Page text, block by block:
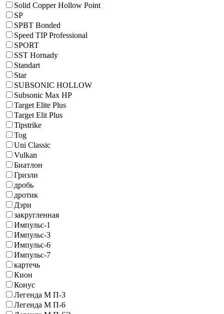
Solid Copper Hollow Point
SP
SPBT Bonded
Speed TIP Professional
SPORT
SST Hornady
Standart
Star
SUBSONIC HOLLOW
Subsonic Max HP
Target Elite Plus
Target Elit Plus
Tipstrike
Tog
Uni Classic
Vulkan
Биатлон
Гризли
дробь
дротик
Дэри
закругленная
Импульс-1
Импульс-3
Импульс-6
Импульс-7
картечь
Кион
Конус
Легенда М П-3
Легенда М П-6